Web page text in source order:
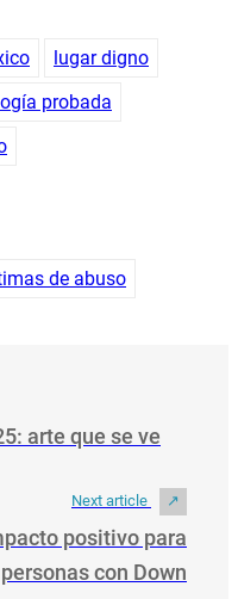
lugar digno
probada
de abuso
arte que se ve
Next article
positivo para
personas con Down